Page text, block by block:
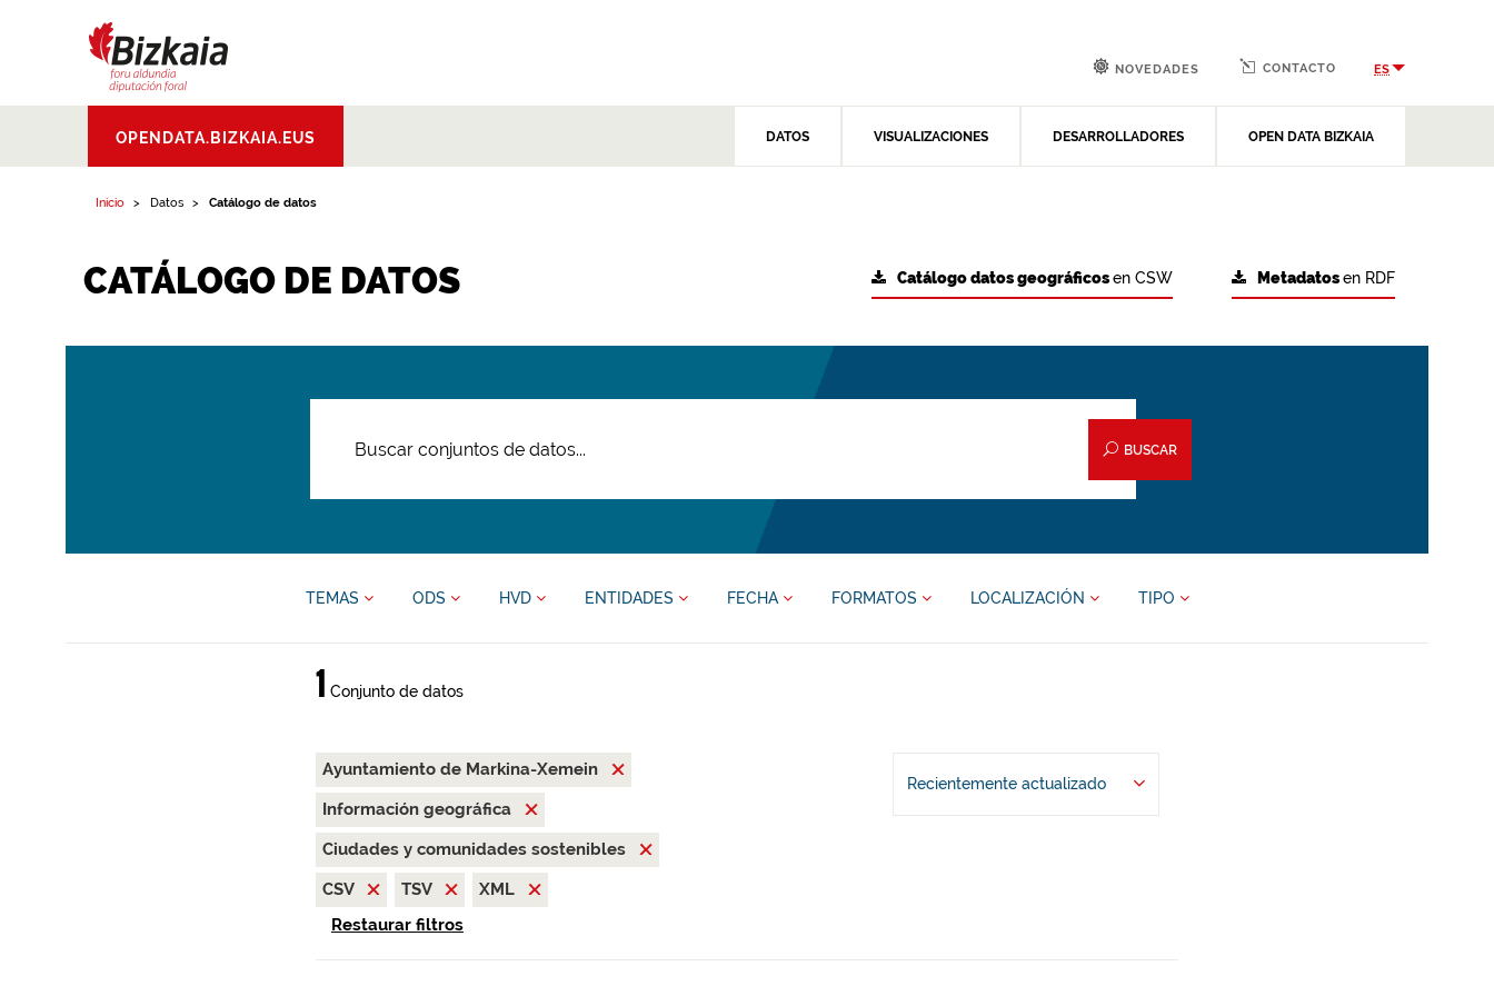
Aldundia.Diputacion
Foral de Bizkaia
OPENDATA.BIZKAIA.EUS DATOS VISUALIZACIONES DESARROLLADORES OPEN DATA BIZKAIA
NOVEDADES CONTACTO ES
Inicio Datos Catálogo de datos
CATÁLOGO DE DATOS Metadatosen RDF
Catálogo datos geográficosen CSW
BUSCAR
TEMAS ODS HVD ENTIDADES FECHA FORMATOS LOCALIZACIÓN TIPO
1 Conjunto de datos
Ayuntamiento de Markina-Xemein
Información geográfica
Ciudades y comunidades sostenibles
CSV
TSV
XML
Restaurar filtros
Recientemente actualizado